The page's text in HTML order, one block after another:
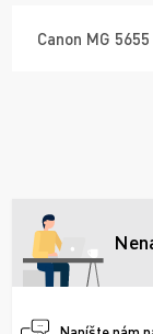
Canon MG 5655